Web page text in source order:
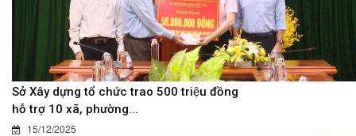
Sở Xây dựng tổ chức trao 500 triệu đồng
hỗ trợ 10 xã, phường...
15/12/2025